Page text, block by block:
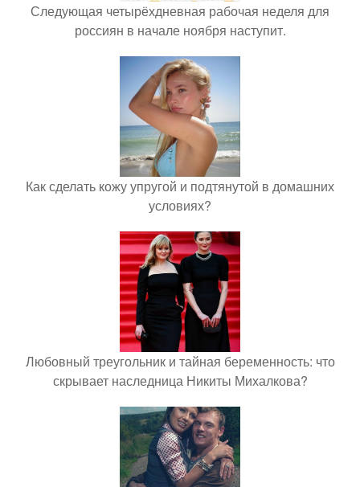
Следующая четырёхдневная рабочая неделя для
россиян в начале ноября наступит.
Как сделать кожу упругой и подтянутой в домашних
условиях?
Любовный треугольник и тайная беременность: что
скрывает наследница Никиты Михалкова?